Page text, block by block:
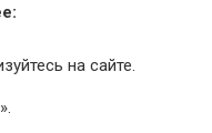
на сайте.